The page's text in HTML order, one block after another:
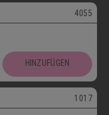
LÄGGERLI4055
HINZUFÜGEN
1017